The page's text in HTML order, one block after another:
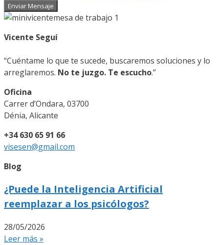
Enviar Mensaje
Vicente Seguí
“Cuéntame lo que te sucede, buscaremos soluciones y lo
arreglaremos. No te juzgo. Te escucho.”
Oficina
Carrer d’Ondara, 03700
Dénia, Alicante
+34 630 65 91 66
visesen@gmail.com
Blog
¿Puede la Inteligencia Artificial
reemplazar a los psicólogos?
28/05/2026
Leer más »